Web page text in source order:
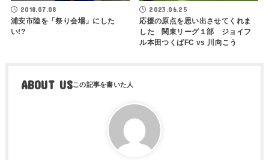
2018.07.08
浦安市陸を「祭り会場」にした
い!?
2023.06.25
応援の原点を思い出させてくれま
した 関東リーグ１部 ジョイフ
ル本田つくばFC vs 川向こう
ABOUT US